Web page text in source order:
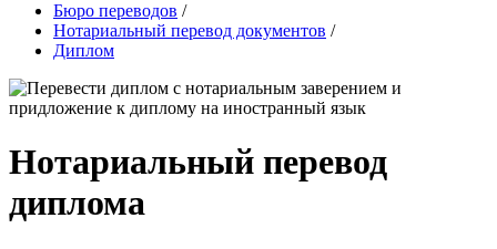
Бюро переводов /
Нотариальный перевод документов /
Диплом
Нотариальный перевод
диплома